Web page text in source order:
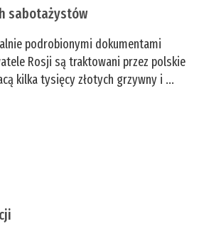
sabotażystów
podrobionymi dokumentami
Rosji są traktowani przez polskie
kilka tysięcy złotych grzywny i ...